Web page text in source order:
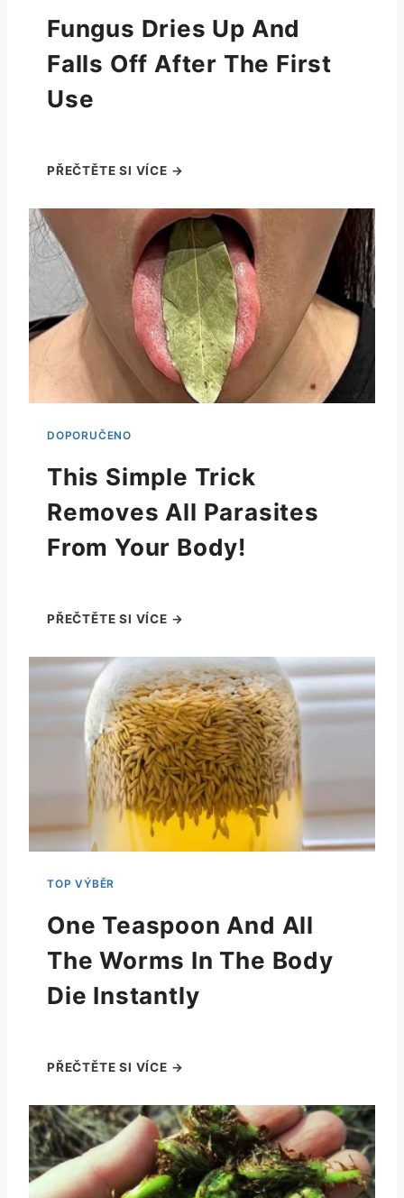
Fungus Dries Up And
Falls Off After The First
Use
This Simple Trick
Removes All Parasites
From Your Body!
One Teaspoon And All
The Worms In The Body
Die Instantly